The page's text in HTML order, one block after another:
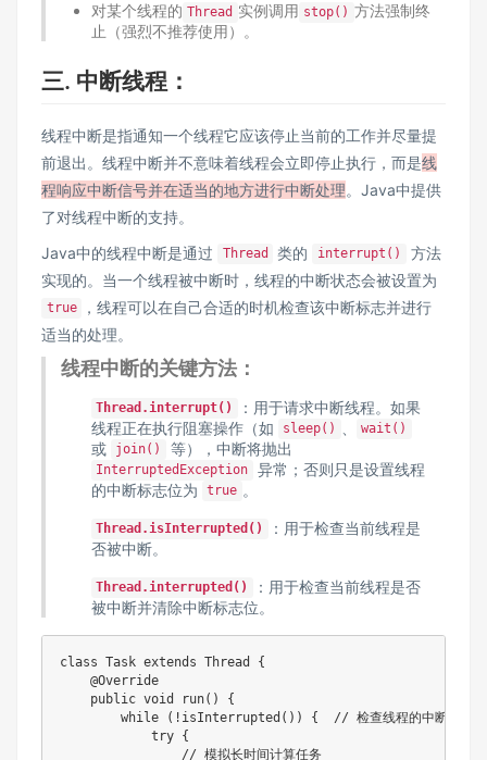
对某个线程的 Thread 实例调用 stop() 方法强制终
止（强烈不推荐使用）。
三. 中断线程：
线程中断是指通知一个线程它应该停止当前的工作并尽量提
前退出。线程中断并不意味着线程会立即停止执行，而是线
程响应中断信号并在适当的地方进行中断处理。Java中提供
了对线程中断的支持。
Java中的线程中断是通过
Thread 类的 interrupt()
方法
实现的。当一个线程被中断时，线程的中断状态会被设置为
true
，线程可以在自己合适的时机检查该中断标志并进行
适当的处理。
线程中断的关键方法：
Thread.interrupt()
：用于请求中断线程。如果
线程正在执行阻塞操作（如
sleep() wait()
或 join() 等），中断将抛出
InterruptedException
异常；否则只是设置线程
的中断标志位为
true 。
Thread.isInterrupted()
：用于检查当前线程是
否被中断。
Thread.interrupted()
：用于检查当前线程是否
被中断并清除中断标志位。
class Task extends Thread {
    @Override
    public void run() {
        while (!isInterrupted()) {  // 检查线程的中断标志
            try {
                // 模拟长时间计算任务